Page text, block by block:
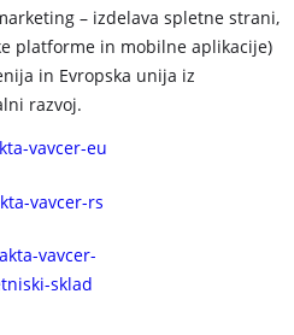
– izdelava spletne strani,
platforme in mobilne aplikacije)
in Evropska unija iz
razvoj.